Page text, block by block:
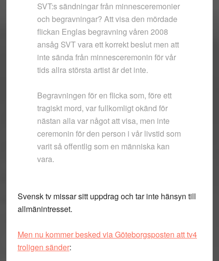
SVT:s sändningar från minnesceremonier
och begravningar? Att visa den mördade
flickan Englas begravning våren 2008
ansåg SVT vara ett korrekt beslut men att
inte sända från minnesceremonin för vår
tids allra största artist är det inte.
Begravningen för en flicka som, före ett
tragiskt mord, var fullkomligt okänd för
nästan alla var något att visa, men inte
ceremonin för den person i vår livstid som
varit så offentlig som en människa kan
vara.
Svensk tv missar sitt uppdrag och tar inte hänsyn till
allmänintresset.
Men nu kommer besked via Göteborgsposten att tv4
troligen sänder: